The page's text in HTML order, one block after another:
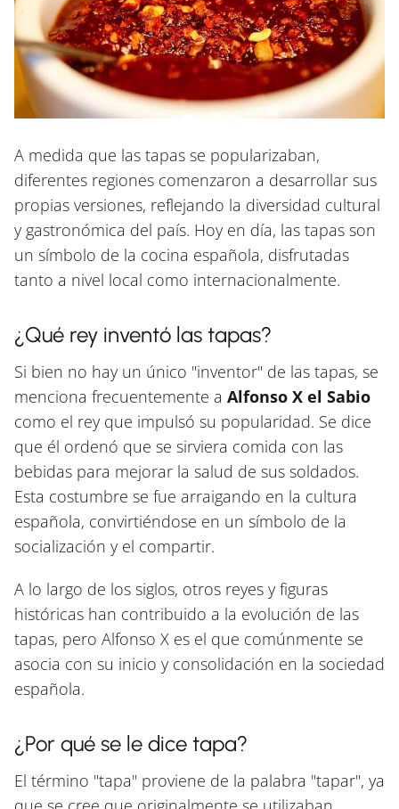
A medida que las tapas se popularizaban,
diferentes regiones comenzaron a desarrollar sus
propias versiones, reflejando la diversidad cultural
y gastronómica del país. Hoy en día, las tapas son
un símbolo de la cocina española, disfrutadas
tanto a nivel local como internacionalmente.
¿Qué rey inventó las tapas?
Si bien no hay un único "inventor" de las tapas, se
menciona frecuentemente a Alfonso X el Sabio
como el rey que impulsó su popularidad. Se dice
que él ordenó que se sirviera comida con las
bebidas para mejorar la salud de sus soldados.
Esta costumbre se fue arraigando en la cultura
española, convirtiéndose en un símbolo de la
socialización y el compartir.
A lo largo de los siglos, otros reyes y figuras
históricas han contribuido a la evolución de las
tapas, pero Alfonso X es el que comúnmente se
asocia con su inicio y consolidación en la sociedad
española.
¿Por qué se le dice tapa?
El término "tapa" proviene de la palabra "tapar", ya